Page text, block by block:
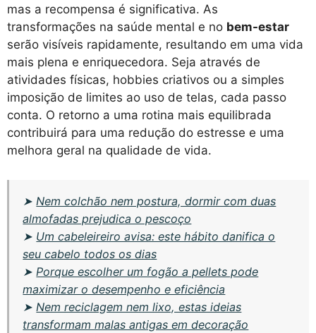
mas a recompensa é significativa. As
transformações na saúde mental e no bem-estar
serão visíveis rapidamente, resultando em uma vida
mais plena e enriquecedora. Seja através de
atividades físicas, hobbies criativos ou a simples
imposição de limites ao uso de telas, cada passo
conta. O retorno a uma rotina mais equilibrada
contribuirá para uma redução do estresse e uma
melhora geral na qualidade de vida.
➤Nem colchão nem postura, dormir com duas
almofadas prejudica o pescoço
➤ Um cabeleireiro avisa: este hábito danifica o
seu cabelo todos os dias
➤Porque escolher um fogão a pellets pode
maximizar o desempenho e eficiência
➤Nem reciclagem nem lixo, estas ideias
transformam malas antigas em decoração